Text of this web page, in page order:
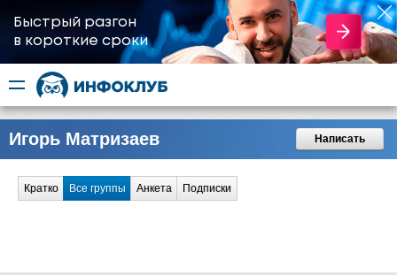
Быстрый разгон
​в короткие сроки
Игорь Матризаев Написать
Кратко Все группы Анкета Подписки